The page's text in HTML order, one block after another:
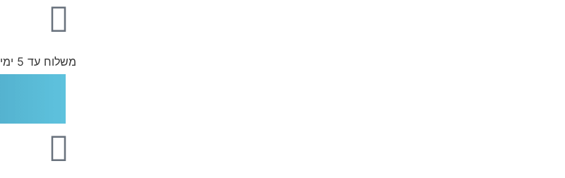
משלוח עד 5 ימי עסקים